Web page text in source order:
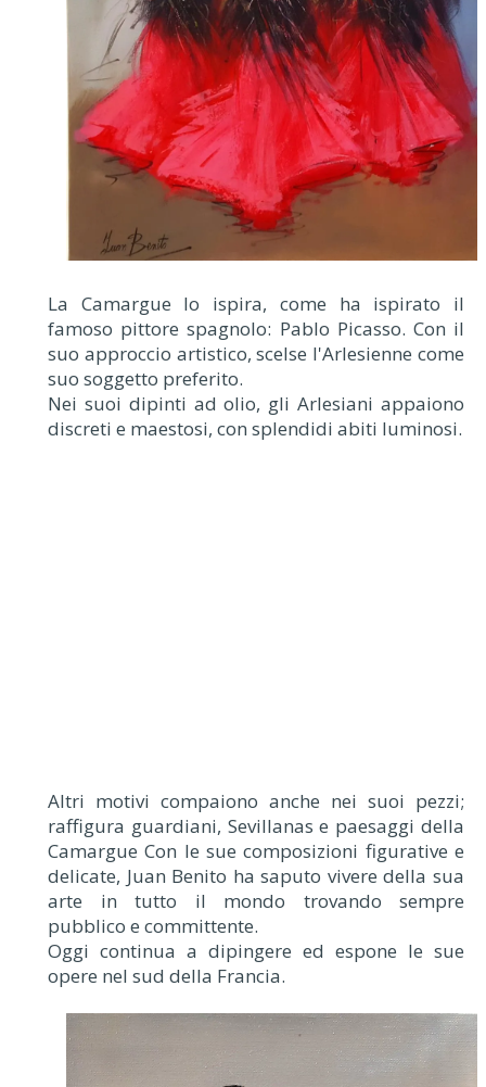
La Camargue lo ispira, come ha ispirato il
famoso pittore spagnolo: Pablo Picasso. Con il
suo approccio artistico, scelse l'Arlesienne come
suo soggetto preferito.
Nei suoi dipinti ad olio, gli Arlesiani appaiono
discreti e maestosi, con splendidi abiti luminosi.
Altri motivi compaiono anche nei suoi pezzi;
raffigura guardiani, Sevillanas e paesaggi della
Camargue Con le sue composizioni figurative e
delicate, Juan Benito ha saputo vivere della sua
arte in tutto il mondo trovando sempre
pubblico e committente.
Oggi continua a dipingere ed espone le sue
opere nel sud della Francia.